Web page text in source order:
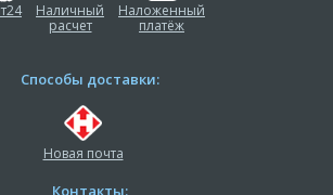
Наличный
расчет
Наложенный
платёж
Способы доставки:
Новая почта
Контакты: